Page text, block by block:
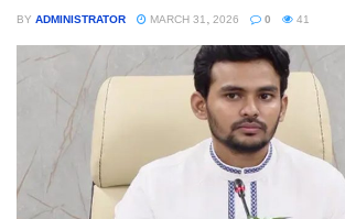
BY ADMINISTRATOR MARCH 31, 2026 0 41